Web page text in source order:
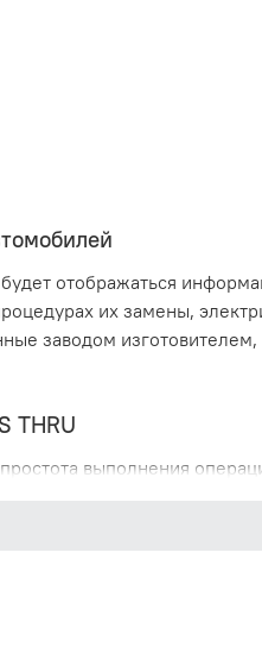
отображаться
их замены,
заводом
THRU
выполнения
действующих и